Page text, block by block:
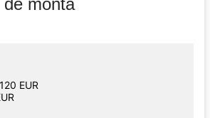
de monta
EUR